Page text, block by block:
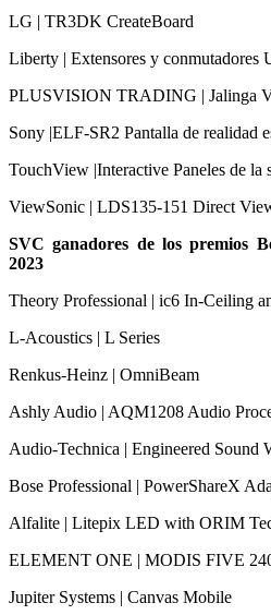
LG | TR3DK CreateBoard
Liberty | Extensores y conmutadores
PLUSVISION TRADING | Jalinga
Sony |ELF-SR2 Pantalla de realidad
TouchView |Interactive Paneles de la
ViewSonic | LDS135-151 Direct
SVC ganadores de los premios
2023
Theory Professional | ic6 In-Ceiling
L-Acoustics | L Series
Renkus-Heinz | OmniBeam
Ashly Audio | AQM1208 Audio
Audio-Technica | Engineered Sound
Bose Professional | PowerShareX
Alfalite | Litepix LED with ORIM
ELEMENT ONE | MODIS FIVE
Jupiter Systems | Canvas Mobile